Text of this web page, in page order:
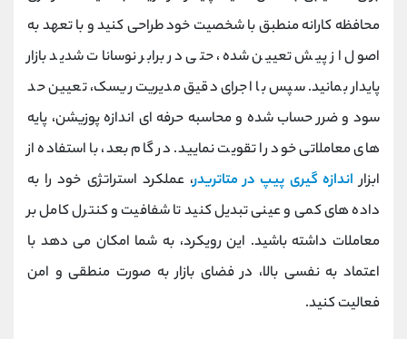
محافظه‌ کارانه منطبق با شخصیت خود طراحی کنید و با تعهد به
اصول از پیش ‌تعیین ‌شده، حتی در برابر نوسانات شدید بازار
پایدار بمانید. سپس با اجرای دقیق مدیریت ریسک، تعیین حد
سود و ضرر حساب ‌شده و محاسبه حرفه ‌ای اندازه پوزیشن، پایه
‌های معاملاتی خود را تقویت نمایید. در گام بعد، با استفاده از
ابزار اندازه‌ گیری پیپ در متاتریدر، عملکرد استراتژی‌ خود را به
داده‌ های کمی و عینی تبدیل کنید تا شفافیت و کنترل کامل بر
معاملات داشته باشید. این رویکرد، به شما امکان می ‌دهد با
اعتماد ‌به ‌نفسی بالا، در فضای بازار به ‌صورت منطقی و امن
فعالیت کنید.
021-22021040
اینستاگرام @alireza.mehrabii
کانال تلگرام @alirezamehrabi_com
@alirezamehrabi_official